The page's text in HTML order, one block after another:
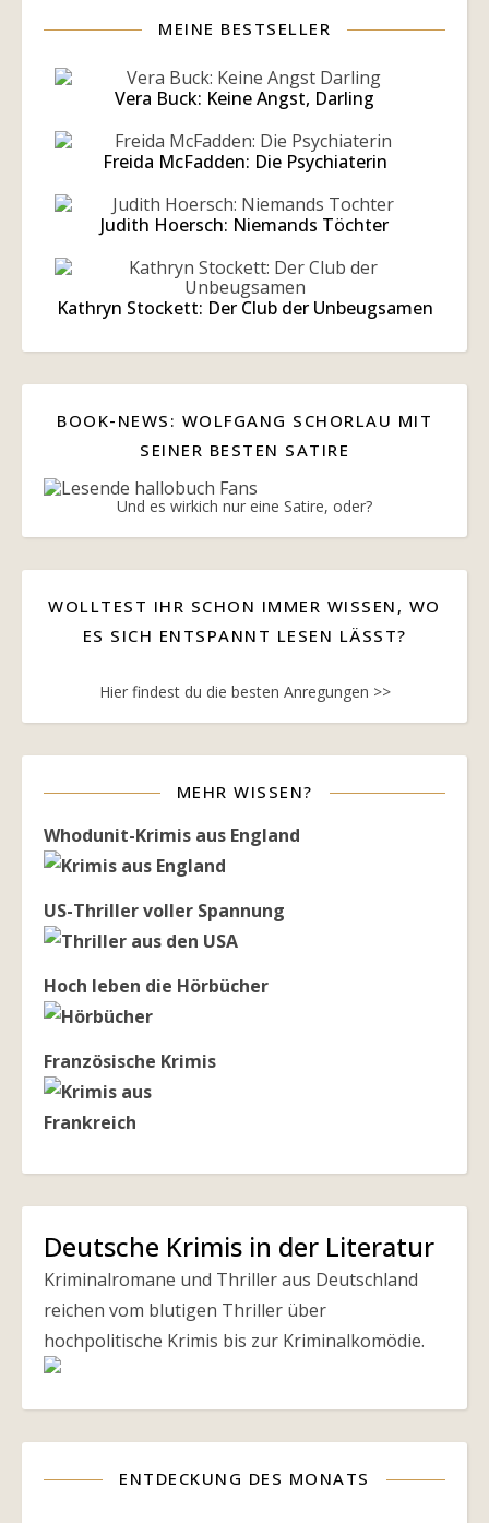
MEINE BESTSELLER
Vera Buck: Keine Angst, Darling
Freida McFadden: Die Psychiaterin
Judith Hoersch: Niemands Töchter
Kathryn Stockett: Der Club der Unbeugsamen
BOOK-NEWS: WOLFGANG SCHORLAU MIT
SEINER BESTEN SATIRE
Und es wirkich nur eine Satire, oder?
WOLLTEST IHR SCHON IMMER WISSEN, WO
ES SICH ENTSPANNT LESEN LÄSST?
Hier findest du die besten Anregungen >>
MEHR WISSEN?
Whodunit-Krimis aus England
US-Thriller voller Spannung
Hoch leben die Hörbücher
Französische Krimis
Deutsche Krimis in der Literatur
Kriminalromane und Thriller aus Deutschland
reichen vom blutigen Thriller über
hochpolitische Krimis bis zur Kriminalkomödie.
ENTDECKUNG DES MONATS